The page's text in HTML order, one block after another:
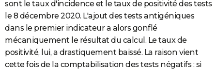
sont le taux d'incidence et le taux de positivité des tests
le 8 décembre 2020. L'ajout des tests antigéniques
dans le premier indicateur a alors gonflé
mécaniquement le résultat du calcul. Le taux de
positivité, lui, a drastiquement baissé. La raison vient
cette fois de la comptabilisation des tests négatifs : si